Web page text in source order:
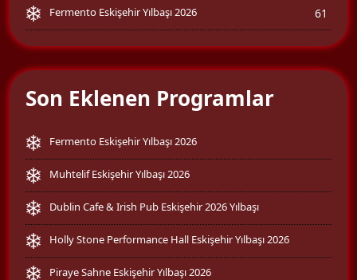
Fermento Eskişehir Yılbaşı 2026 61
Son Eklenen Programlar
Fermento Eskişehir Yılbaşı 2026
Muhtelif Eskişehir Yılbaşı 2026
Dublin Cafe & Irish Pub Eskişehir 2026 Yılbaşı
Holly Stone Performance Hall Eskişehir Yılbaşı 2026
Piraye Sahne Eskişehir Yılbaşı 2026